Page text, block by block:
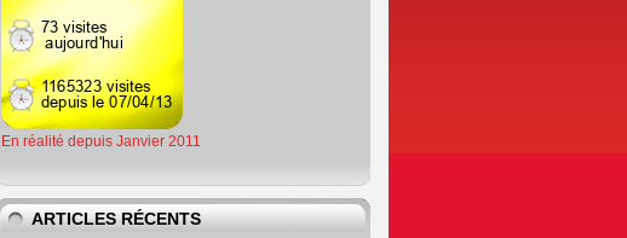
En réalité depuis Janvier 2011
ARTICLES RÉCENTS